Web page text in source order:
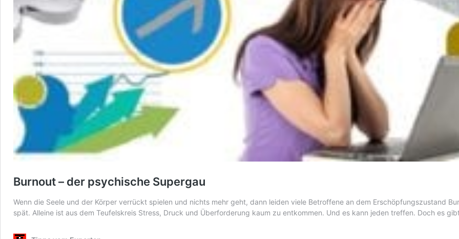
Burnout – der psychische Supergau
Wenn die Seele und der Körper verrückt spielen und nichts mehr geht, dann leiden viele Betroffene an dem Erschöpfungszustand
spät. Alleine ist aus dem Teufelskreis Stress, Druck und Überforderung kaum zu entkommen. Und es kann jeden treffen. Doch es